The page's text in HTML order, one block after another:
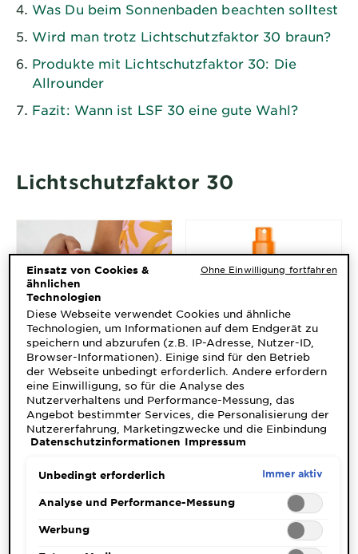
Was Du beim Sonnenbaden beachten solltest
Wird man trotz Lichtschutzfaktor 30 braun?
Produkte mit Lichtschutzfaktor 30: Die
Allrounder
Fazit: Wann ist LSF 30 eine gute Wahl?
Lichtschutzfaktor 30
Was bedeutet
Lichtschutzfaktor 30
eigentlich?
Einsatz von Cookies &
ähnlichen
Technologien
Diese Webseite verwendet Cookies und ähnliche
Technologien, um Informationen auf dem Endgerät zu
speichern und abzurufen (z.B. IP-Adresse, Nutzer-ID,
Browser-Informationen). Einige sind für den Betrieb
der Webseite unbedingt erforderlich. Andere erfordern
eine Einwilligung, so für die Analyse des
Nutzerverhaltens und Performance-Messung, das
Angebot bestimmter Services, die Personalisierung der
Nutzererfahrung, Marketingzwecke und die Einbindung
externer Medien. Nicht unbedingt erforderliche Cookies
abgelehnt ("Ohne Einwilligung fortfahren")
sind ebenfalls möglich und speicherbar ("Auswahl
speichern"). Die Auswahl kann jederzeit unter dem Link
"Cookie-Einstellungen" angepasst werden. Für weitere
Informationen s. unsere Datenschutzinformationen.
Datenschutzinformationen Impressum
Unbedingt erforderlich Immer aktiv
Analyse und Performance-Messung
Werbung
Ohne Einwilligung fortfahren